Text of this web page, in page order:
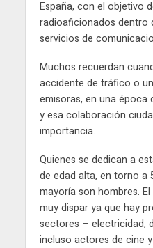
España, con el objetivo
radioaficionados dentro
servicios de
Muchos recuerdan
accidente de tráfico o
emisoras, en una época
y esa colaboración
importancia.
Quienes se dedican a
de edad alta, en torno a
mayoría son hombres.
muy dispar ya que hay
sectores – electricidad,
incluso actores de cine